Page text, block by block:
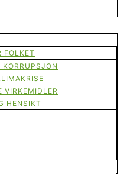
FOLKET
VIRKEMIDLER
HENSIKT